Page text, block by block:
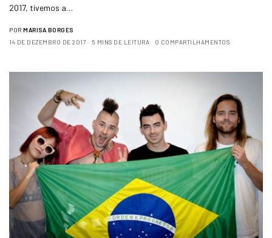
2017, tivemos a…
POR MARISA BORGES
14 DE DEZEMBRO DE 2017
5 MINS DE LEITURA 0 COMPARTILHAMENTOS